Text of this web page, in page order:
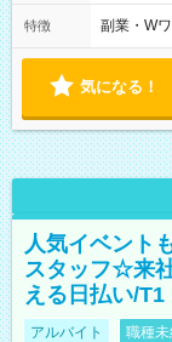
特徴 副業・W
気になる！
人気イベント
スタッフ☆来
える日払い/T1
アルバイト 職種